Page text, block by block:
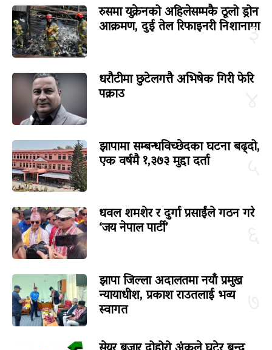
३
रुसमा युक्रेनको अहिलेसम्मकै ठूलो ड्रोन
आक्रमण, दुई तेल रिफाइनरी निशानामा
धरौटीमा छुटेलगत्तै अभिषेक गिरी फेरि
पक्राउ
झापामा सम्बन्धविच्छेदका घटना बढ्दो,
एक वर्षमै १,३७३ मुद्दा दर्ता
धवल शमशेर र दुर्गा प्रसाईंले गठन गरे
‘जय नेपाल पार्टी’
झापा जिल्ला अदालतमा नयाँ प्रमुख
न्यायाधीश, प्रकाश राउतलाई भव्य
स्वागत